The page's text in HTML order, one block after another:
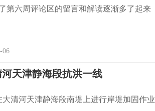
第六周评论区的留言和解读逐渐多了起来
06
天津静海段抗洪一线
清河天津静海段南堤上进行岸堤加固作业